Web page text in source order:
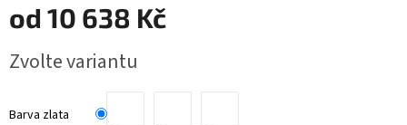
Měna
(CZK)
Přihlášení
od 10 638 Kč
cena:
Zvolte variantu
Barva zlata